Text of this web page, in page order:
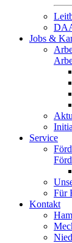
Jobs &
Service
Für
Kontakt